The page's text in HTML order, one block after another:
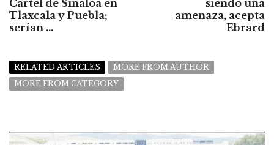
Cártel de Sinaloa en
Tlaxcala y Puebla;
serían ...
siendo una
amenaza, acepta
Ebrard
RELATED ARTICLES
MORE FROM AUTHOR
MORE FROM CATEGORY